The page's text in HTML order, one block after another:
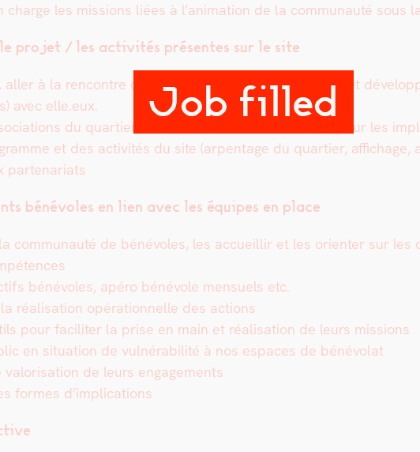
Job filled
charge les mis­sions liées à l’animation de la com­mu­nauté
pro­jet / les activ­ités présentes sur le site
aller à la ren­con­tre du pub­lic leur présen­ter le pro­jet, et
avec elle.eux.
du quarti­er, des étab­lisse­ments sco­laires, pour les
et des activ­ités du site (arpen­t­age du quarti­er, affichage,
parte­nar­i­ats
bénév­oles en lien avec les équipes en place
com­mu­nauté de bénév­oles, les accueil­lir et les ori­en­ter sur les
bénév­oles, apéro bénév­ole men­su­els etc.
réal­i­sa­tion opéra­tionnelle des actions
pour faciliter la prise en main et réal­i­sa­tion de leurs mis­sions
en sit­u­a­tion de vul­néra­bil­ité à nos espaces de bénévolat
de leurs engage­ments
formes d’implications